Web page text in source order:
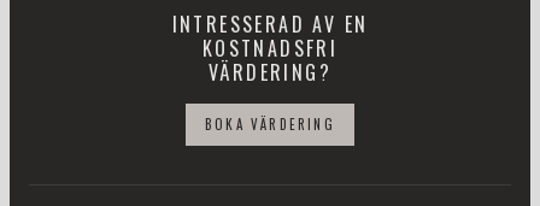
INTRESSERAD AV EN
KOSTNADSFRI
VÄRDERING?
BOKA VÄRDERING